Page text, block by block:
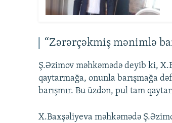
“Zərərçəkmiş mənimlə
Ş.Əzimov məhkəmədə deyib ki,
qaytarmağa, onunla barışmağa
barışmır. Bu üzdən, pul tam
X.Baxşəliyeva məhkəmədə